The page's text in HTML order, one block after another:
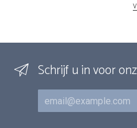
Schrijf u in voor
E-mail